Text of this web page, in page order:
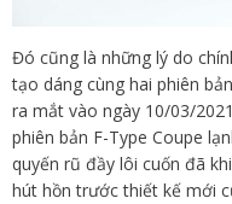
Đó cũng là những lý do
tạo dáng cùng hai phiên
ra mắt vào ngày 10/03/
phiên bản F-Type Coupe
quyến rũ đầy lôi cuốn đã
hút hồn trước thiết kế mới